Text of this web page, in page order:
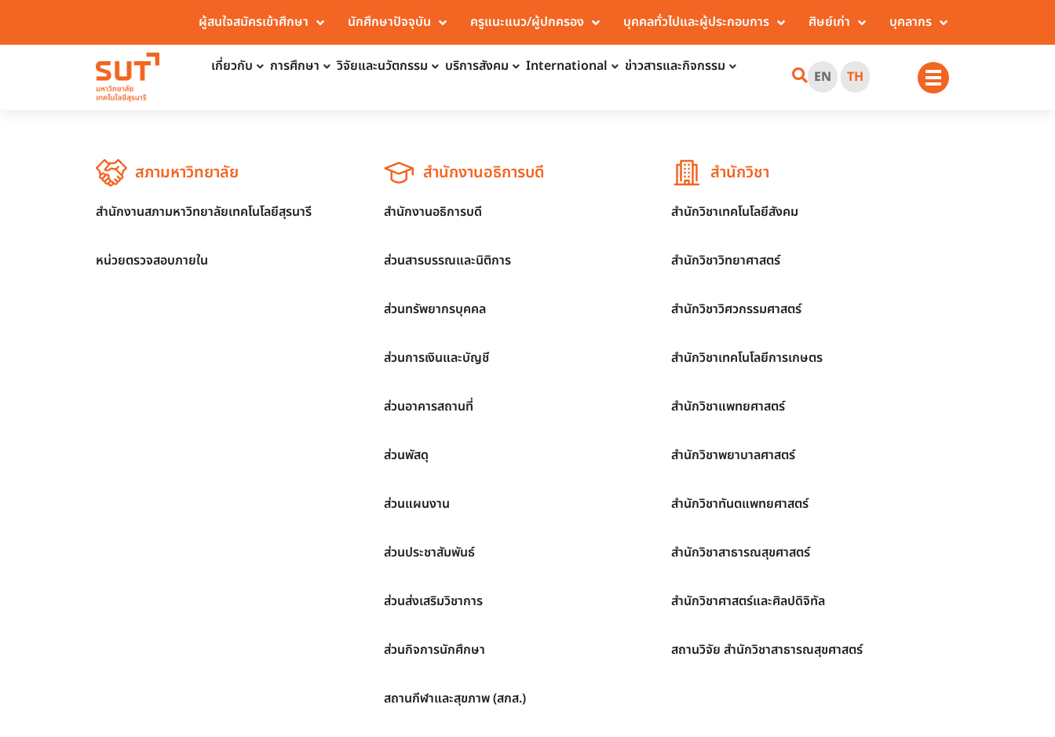
ผู้สนใจสมัครเข้าศึกษา นักศึกษาปัจจุบัน ครูแนะแนว/ผู้ปกครอง บุคคลทั่วไปและผู้ประกอบการ ศิษย์เก่า บุคลากร
เกี่ยวกับ การศึกษา วิจัยและนวัตกรรม บริการสังคม International ข่าวสารและกิจกรรม
EN TH
สภามหาวิทยาลัย
สำนักงานสภามหาวิทยาลัยเทคโนโลยีสุรนารี
หน่วยตรวจสอบภายใน
สำนักงานอธิการบดี
สำนักงานอธิการบดี
ส่วนสารบรรณและนิติการ
ส่วนทรัพยากรบุคคล
ส่วนการเงินและบัญชี
ส่วนอาคารสถานที่
ส่วนพัสดุ
ส่วนแผนงาน
ส่วนประชาสัมพันธ์
ส่วนส่งเสริมวิชาการ
ส่วนกิจการนักศึกษา
สถานกีฬาและสุขภาพ (สกส.)
สำนักวิชา
สำนักวิชาเทคโนโลยีสังคม
สำนักวิชาวิทยาศาสตร์
สำนักวิชาวิศวกรรมศาสตร์
สำนักวิชาเทคโนโลยีการเกษตร
สำนักวิชาแพทยศาสตร์
สำนักวิชาพยาบาลศาสตร์
สำนักวิชาทันตแพทยศาสตร์
สำนักวิชาสาธารณสุขศาสตร์
สำนักวิชาศาสตร์และศิลปดิจิทัล
สถานวิจัย สำนักวิชาสาธารณสุขศาสตร์